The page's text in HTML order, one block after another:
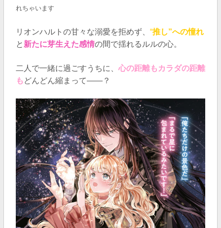
れちゃいます
リオンハルトの甘々な溺愛を拒めず、 “推し”への憧れ
と 新たに芽生えた感情の間で揺れるルルの心。
二人で一緒に過ごすうちに、 心の距離もカラダの距離
も どんどん縮まって――？